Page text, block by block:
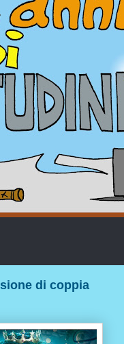
di coppia